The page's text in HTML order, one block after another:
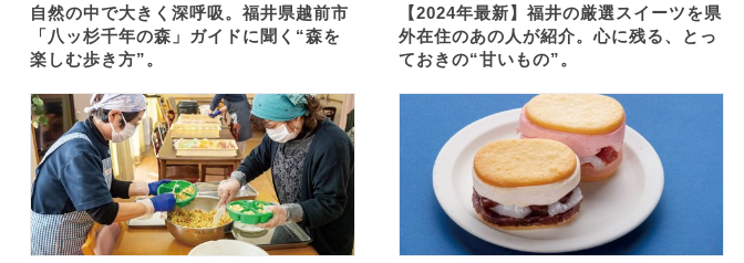
自然の中で大きく深呼吸。福井県越前市
「八ッ杉千年の森」ガイドに聞く“森を
楽しむ歩き方”。
【2024年最新】福井の厳選スイーツを県
外在住のあの人が紹介。心に残る、とっ
ておきの“甘いもの”。